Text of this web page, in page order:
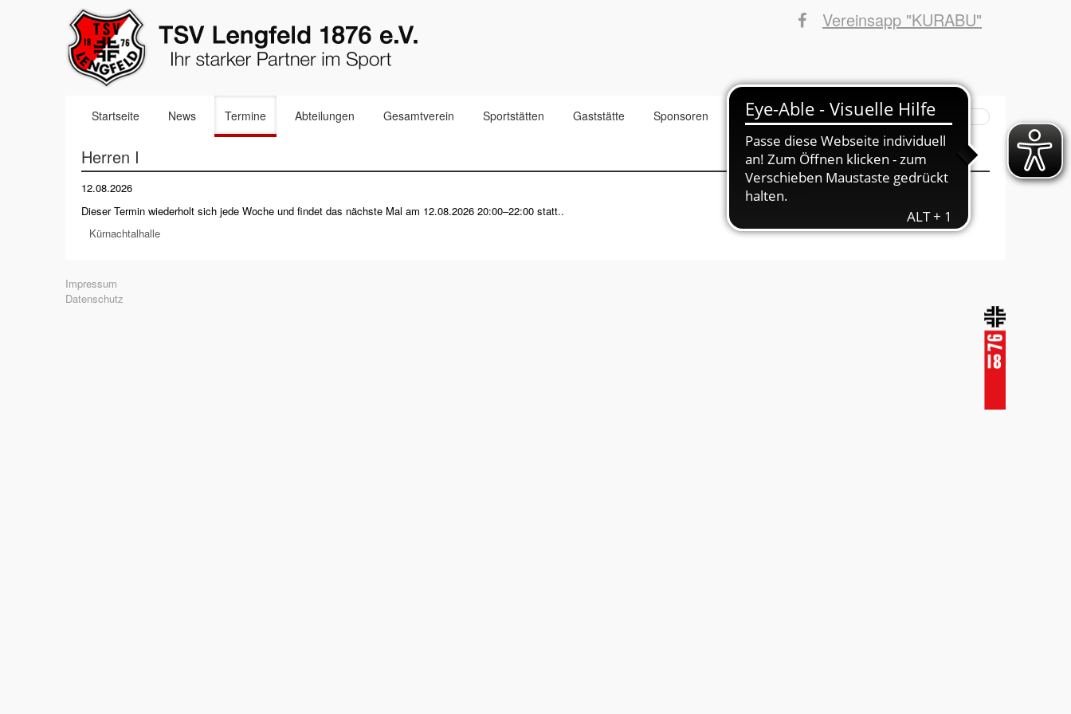
Vereinsapp "KURABU"
überspringen
Startseite News Termine Abteilungen Gesamtverein Sportstätten Gaststätte Sponsoren INFOs ins Haus Mitglied werden
Suchbegriffe
Herren I
12.08.2026
Dieser Termin wiederholt sich jede Woche und findet das nächste Mal am 12.08.2026 20:00–22:00 statt..
Kürnachtalhalle
Navigation
überspringen
Impressum
Datenschutz